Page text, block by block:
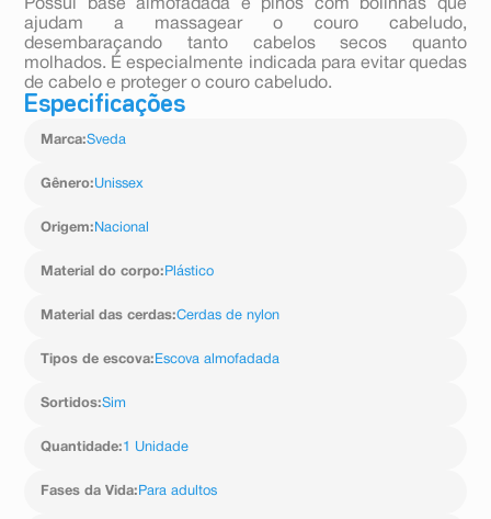
Possui base almofadada e pinos com bolinhas que
ajudam a massagear o couro cabeludo,
desembaraçando tanto cabelos secos quanto
molhados. É especialmente indicada para evitar quedas
de cabelo e proteger o couro cabeludo.
Especificações
Marca:Sveda
Gênero:Unissex
Origem: Nacional
Material do corpo: Plástico
Material das cerdas:Cerdas de nylon
Tipos de escova: Escova almofadada
Sortidos:Sim
Quantidade:1 Unidade
Fases da Vida: Para adultos